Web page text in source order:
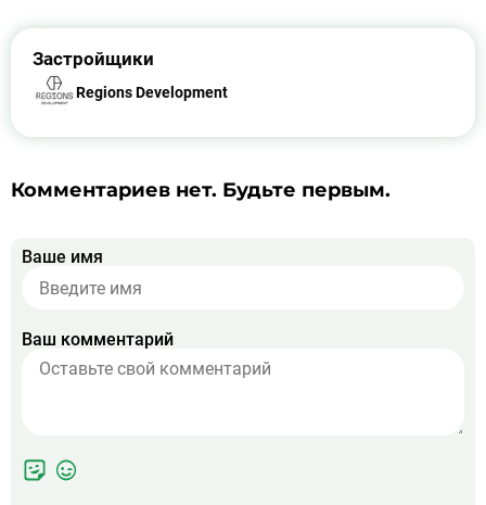
Застройщики
Regions Development
Комментариев нет. Будьте первым.
Ваше имя
Ваш комментарий